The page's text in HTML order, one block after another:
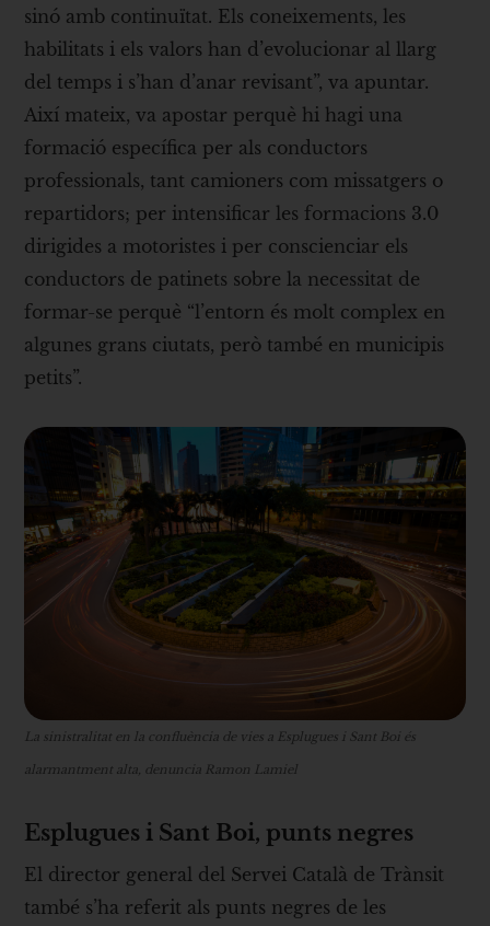
sinó amb continuïtat. Els coneixements, les
habilitats i els valors han d’evolucionar al llarg
del temps i s’han d’anar revisant”, va apuntar.
Així mateix, va apostar perquè hi hagi una
formació específica per als conductors
professionals, tant camioners com missatgers o
repartidors; per intensificar les formacions 3.0
dirigides a motoristes i per conscienciar els
conductors de patinets sobre la necessitat de
formar-se perquè “l’entorn és molt complex en
algunes grans ciutats, però també en municipis
petits”.
La sinistralitat en la confluència de vies a Esplugues i Sant Boi és
alarmantment alta, denuncia Ramon Lamiel
Esplugues i Sant Boi, punts negres
El director general del Servei Català de Trànsit
també s’ha referit als punts negres de les